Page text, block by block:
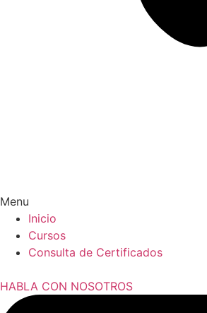
Menu
Inicio
Cursos
Consulta de Certificados
HABLA CON NOSOTROS